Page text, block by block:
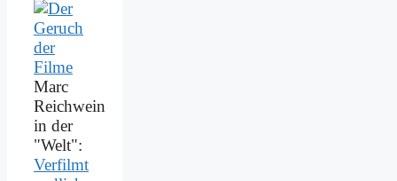
Marc
Reichwein
in der
"Welt":
Verfilmt